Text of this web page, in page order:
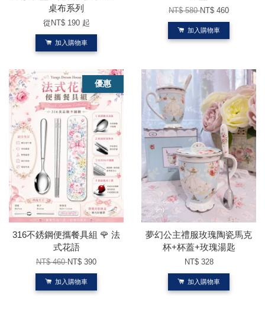
桌布系列
從 NT$ 190 起
加入購物車
NT$ 580NT$ 460
加入購物車
優惠
316不銹鋼便攜餐具組 🌹 法
式花語
NT$ 460NT$ 390
加入購物車
夢幻公主禮服玫瑰陶瓷馬克
杯+杯蓋+玫瑰湯匙
NT$ 328
加入購物車